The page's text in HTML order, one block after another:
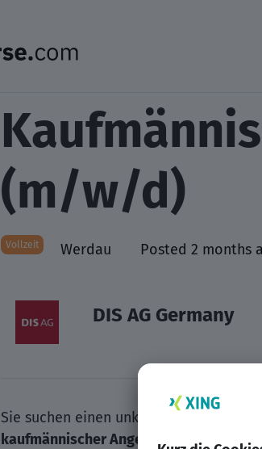
(m/w/d)
Vollzeit Werdau Posted 2 months
DIS AG Germany
Sie suchen einen unkomplizierten
kaufmännischer Angestellter (m/w/d).